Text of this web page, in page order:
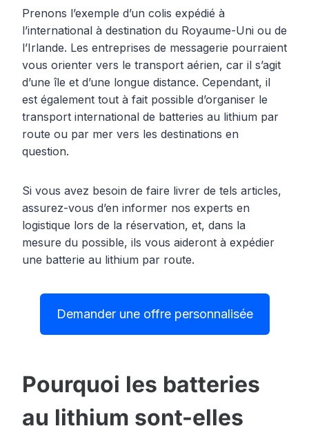
Prenons l’exemple d’un colis expédié à
l’international à destination du Royaume-Uni ou de
l’Irlande. Les entreprises de messagerie pourraient
vous orienter vers le transport aérien, car il s’agit
d’une île et d’une longue distance. Cependant, il
est également tout à fait possible d’organiser le
transport international de batteries au lithium par
route ou par mer vers les destinations en
question.
Si vous avez besoin de faire livrer de tels articles,
assurez-vous d’en informer nos experts en
logistique lors de la réservation, et, dans la
mesure du possible, ils vous aideront à expédier
une batterie au lithium par route.
Demander une offre personnalisée
Pourquoi les batteries
au lithium sont-elles